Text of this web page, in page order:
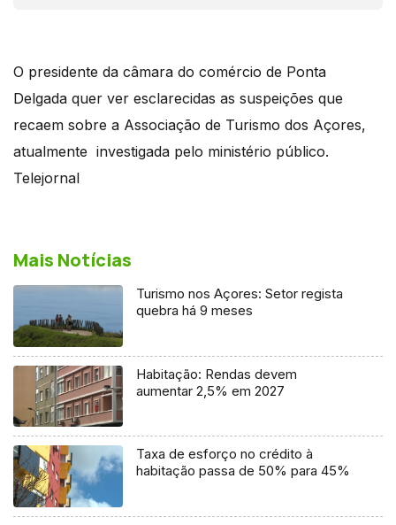
O presidente da câmara do comércio de Ponta
Delgada quer ver esclarecidas as suspeições que
recaem sobre a Associação de Turismo dos Açores,
atualmente investigada pelo ministério público.
Telejornal
Mais Notícias
Turismo nos Açores: Setor regista
quebra há 9 meses
Habitação: Rendas devem
aumentar 2,5% em 2027
Taxa de esforço no crédito à
habitação passa de 50% para 45%